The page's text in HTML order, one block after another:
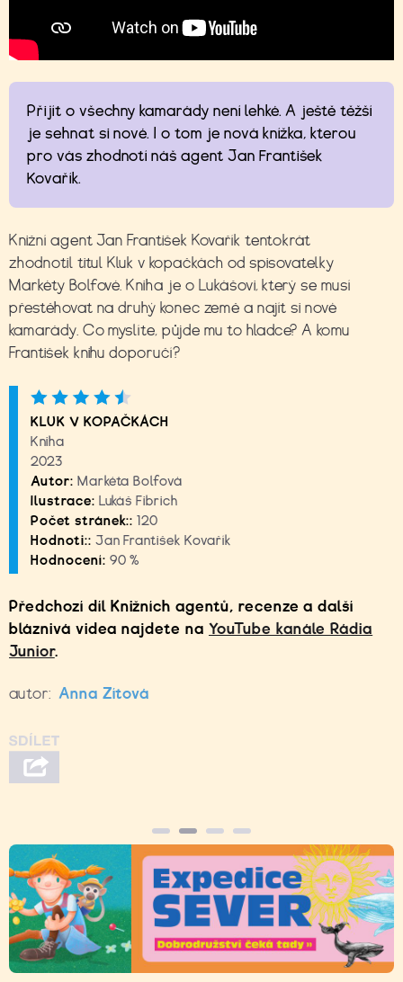
Přijít o všechny kamarády není lehké. A ještě těžší
je sehnat si nové. I o tom je nová knížka, kterou
pro vás zhodnotí náš agent Jan František
Kovařík.
Knižní agent Jan František Kovařík tentokrát
zhodnotil titul Kluk v kopačkách od spisovatelky
Markéty Bolfové. Kniha je o Lukášovi, který se musí
přestěhovat na druhý konec země a najít si nové
kamarády. Co myslíte, půjde mu to hladce? A komu
František knihu doporučí?
KLUK V KOPAČKÁCH
Kniha
2023
Autor: Markéta Bolfová
Ilustrace: Lukáš Fibrich
Počet stránek:: 120
Hodnoti:: Jan František Kovařík
Hodnocení: 90 %
Předchozí díl Knižních agentů, recenze a další
bláznivá videa najdete na YouTube kanále Rádia
Junior.
autor: Anna Zítová